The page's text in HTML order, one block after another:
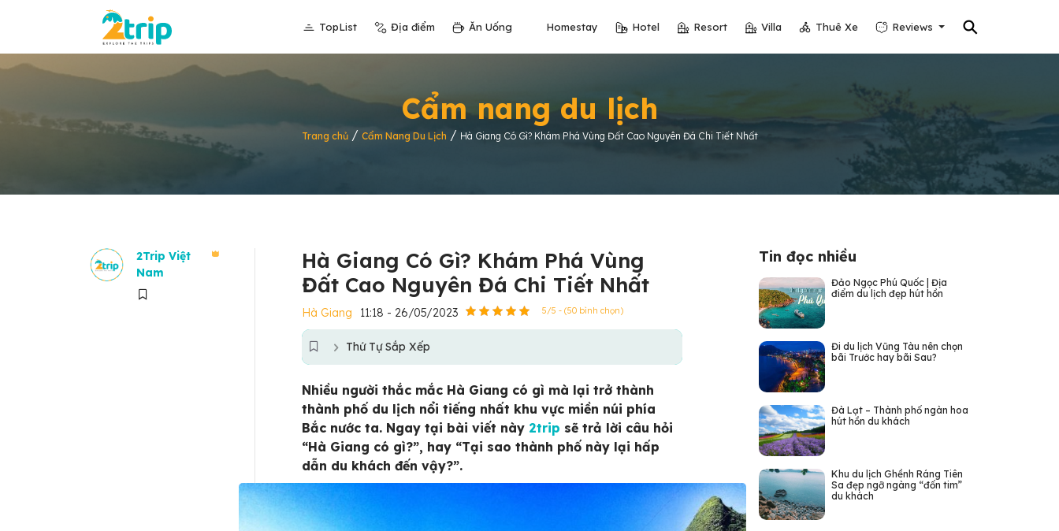
⚲
TopList Địa điểm Ăn Uống Homestay Hotel Resort Villa Thuê Xe Reviews
Cẩm nang du lịch
Trang chủ/ Cẩm Nang Du Lịch / Hà Giang Có Gì? Khám Phá Vùng Đất Cao Nguyên Đá Chi Tiết Nhất
2Trip Việt
Nam
Hà Giang Có Gì? Khám Phá Vùng
Đất Cao Nguyên Đá Chi Tiết Nhất
Hà Giang 11:18 - 26/05/2023 5/5 - (50 bình chọn)
Thứ Tự Sắp Xếp
Nhiều người thắc mắc Hà Giang có gì mà lại trở thành
thành phố du lịch nổi tiếng nhất khu vực miền núi phía
Bắc nước ta. Ngay tại bài viết này 2trip sẽ trả lời câu hỏi
“Hà Giang có gì?”, hay “Tại sao thành phố này lại hấp
dẫn du khách đến vậy?”.
Tin đọc nhiều
Đảo Ngọc Phú Quốc | Địa
điểm du lịch đẹp hút hồn
Đi du lịch Vũng Tàu nên chọn
bãi Trước hay bãi Sau?
Đà Lạt – Thành phố ngàn hoa
hút hồn du khách
Khu du lịch Ghềnh Ráng Tiên
Sa đẹp ngỡ ngàng “đốn tim”
du khách